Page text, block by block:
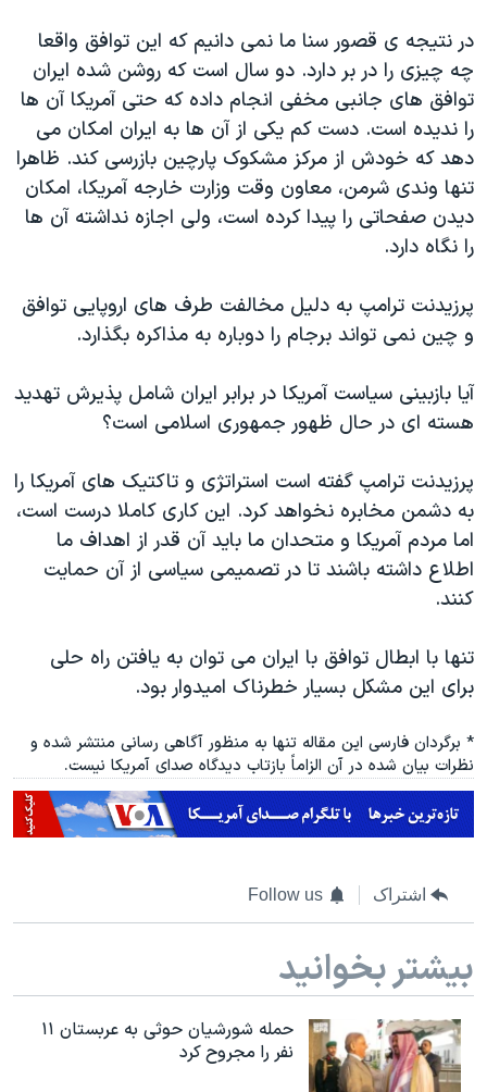
در نتیجه ی قصور سنا ما نمی دانیم که این توافق واقعا
چه چیزی را در بر دارد. دو سال است که روشن شده ایران
توافق های جانبی مخفی انجام داده که حتی آمریکا آن ها
را ندیده است. دست کم یکی از آن ها به ایران امکان می
دهد که خودش از مرکز مشکوک پارچین بازرسی کند. ظاهرا
تنها وندی شرمن، معاون وقت وزارت خارجه آمریکا، امکان
دیدن صفحاتی را پیدا کرده است، ولی اجازه نداشته آن ها
را نگاه دارد.
پرزیدنت ترامپ به دلیل مخالفت طرف های اروپایی توافق
و چین نمی تواند برجام را دوباره به مذاکره بگذارد.
آیا بازبینی سیاست آمریکا در برابر ایران شامل پذیرش تهدید
هسته ای در حال ظهور جمهوری اسلامی است؟
پرزیدنت ترامپ گفته است استراتژی و تاکتیک های آمریکا را
به دشمن مخابره نخواهد کرد. این کاری کاملا درست است،
اما مردم آمریکا و متحدان ما باید آن قدر از اهداف ما
اطلاع داشته باشند تا در تصمیمی سیاسی از آن حمایت
کنند.
تنها با ابطال توافق با ایران می توان به یافتن راه حلی
برای این مشکل بسیار خطرناک امیدوار بود.
* برگردان فارسی این مقاله تنها به منظور آگاهی رسانی منتشر شده و
نظرات بیان شده در آن الزاماً بازتاب دیدگاه صدای آمریکا نیست.
اشتراک Follow us
بیشتر بخوانید
حمله شورشیان حوثی به عربستان ۱۱
نفر را مجروح کرد